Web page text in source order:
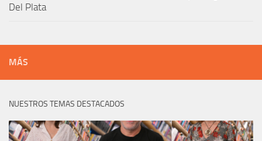
Del Plata
MÁS
NUESTROS TEMAS DESTACADOS